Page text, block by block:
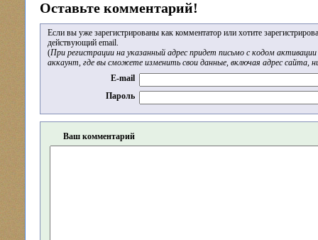
Оставьте комментарий!
Если вы уже зарегистрированы как комментатор или хотите
действующий email.
(При регистрации на указанный адрес придет письмо с кодом
аккаунт, где вы сможете изменить свои данные, включая адрес сайта,
E-mail
Пароль
Ваш комментарий